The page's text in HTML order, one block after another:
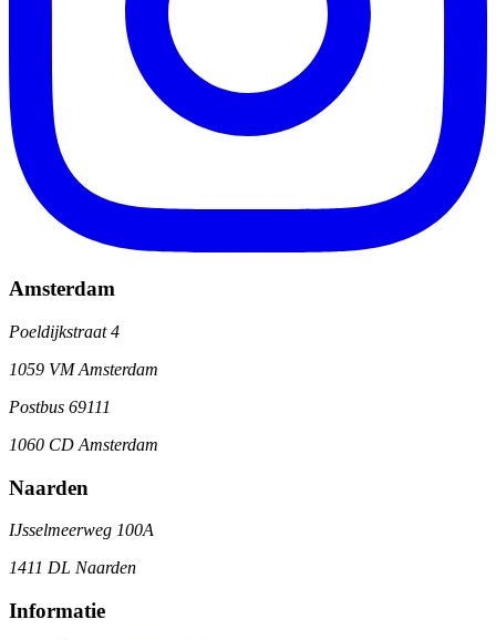
Amsterdam
Poeldijkstraat 4
1059 VM Amsterdam
Postbus 69111
1060 CD Amsterdam
Naarden
IJsselmeerweg 100A
1411 DL Naarden
Informatie